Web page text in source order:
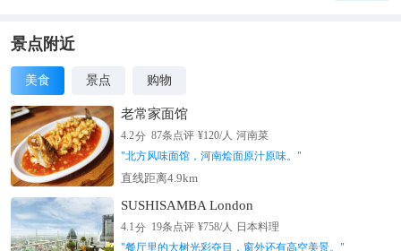
景点附近
美食 景点 购物
老常家面馆
4.2分 87条点评 ¥120/人 河南菜
"北方风味面馆，河南烩面原汁原味。 "
直线距离4.9km
SUSHISAMBA London
4.1分 19条点评 ¥758/人 日本料理
"餐厅里的大树光彩夺目，窗外还有高空美景。 "